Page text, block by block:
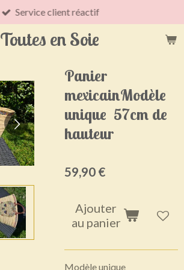
Toutes en Soie
Service client réactif
Panier
mexicainModèle
unique 57cm de
hauteur
59,90 €
Ajouter
au panier
Modèle unique